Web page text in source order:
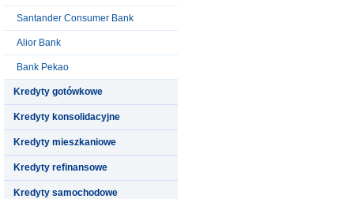
Santander Consumer Bank
Alior Bank
Bank Pekao
Kredyty gotówkowe
Kredyty konsolidacyjne
Kredyty mieszkaniowe
Kredyty refinansowe
Kredyty samochodowe